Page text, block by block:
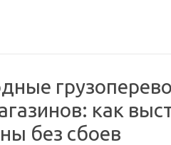
как
без сбоев